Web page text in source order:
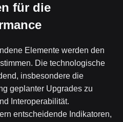
für die
Elemente werden den
Die technologische
insbesondere die
geplanter Upgrades zu
Interoperabilität.
entscheidende Indikatoren,